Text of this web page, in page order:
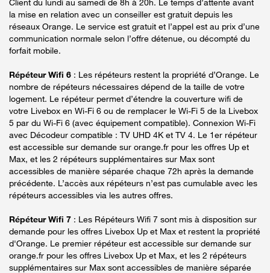
la mise en relation avec un conseiller est gratuit depuis les
réseaux Orange. Le service est gratuit et l’appel est au prix d’une
communication normale selon l’offre détenue, ou décompté du
forfait mobile.
Répéteur Wifi 6 : Les répéteurs restent la propriété d’Orange. Le
nombre de répéteurs nécessaires dépend de la taille de votre
logement. Le répéteur permet d’étendre la couverture wifi de
votre Livebox en Wi-Fi 6 ou de remplacer le Wi-Fi 5 de la Livebox
5 par du Wi-Fi 6 (avec équipement compatible). Connexion Wi-Fi
avec Décodeur compatible : TV UHD 4K et TV 4. Le 1er répéteur
est accessible sur demande sur orange.fr pour les offres Up et
Max, et les 2 répéteurs supplémentaires sur Max sont
accessibles de manière séparée chaque 72h après la demande
précédente. L’accès aux répéteurs n’est pas cumulable avec les
répéteurs accessibles via les autres offres.
Répéteur Wifi 7 : Les Répéteurs Wifi 7 sont mis à disposition sur
demande pour les offres Livebox Up et Max et restent la propriété
d'Orange. Le premier répéteur est accessible sur demande sur
orange.fr pour les offres Livebox Up et Max, et les 2 répéteurs
supplémentaires sur Max sont accessibles de manière séparée